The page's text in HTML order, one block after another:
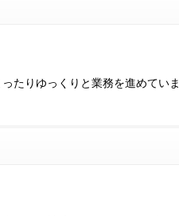
たりゆっくりと業務を進めていま